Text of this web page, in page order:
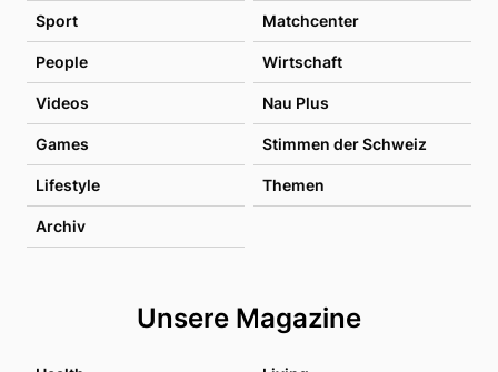
Sport Matchcenter
People Wirtschaft
Videos Nau Plus
Games Stimmen der Schweiz
Lifestyle Themen
Archiv
Unsere Magazine